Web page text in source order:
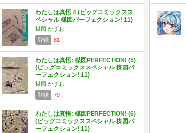
わたしは真悟 4 (ビッグコミックスス
ペシャル 楳図パーフェクション! 11)
楳図 かずお
登録
81
わたしは真悟: 楳図PERFECTION! (5)
(ビッグコミックススペシャル 楳図パ
ーフェクション! 11)
楳図 かずお
登録
79
わたしは真悟: 楳図PERFECTION! (6)
(ビッグコミックススペシャル 楳図パ
ーフェクション! 11)